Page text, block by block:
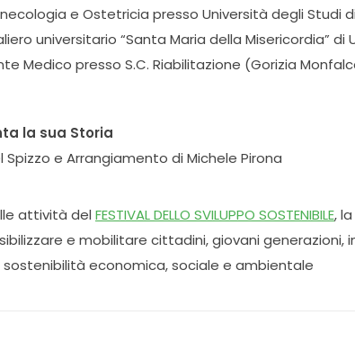
e Ostetricia presso Università degli Studi
universitario “Santa Maria della Misericordia” di
Medico presso S.C. Riabilitazione (Gorizia
la sua Storia
Spizzo e Arrangiamento di Michele Pirona
attività del FESTIVAL DELLO SVILUPPO SOSTENIBILE,
e mobilitare cittadini, giovani generazioni,
economica, sociale e ambientale